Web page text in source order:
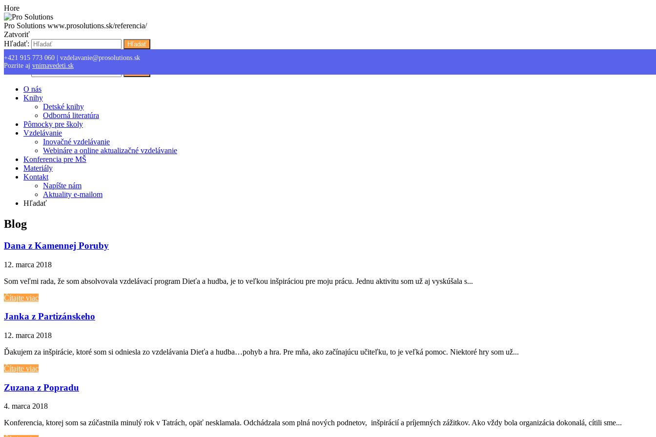
Hore
Pro Solutions www.prosolutions.sk/referencia/
Zatvoriť
Hľadať:
Hľadať
+421 915 773 060
vzdelavanie@prosolutions.sk
Pozrite aj vnimavedeti.sk
Menu
Hľadať:
O nás
Knihy
Detské knihy
Odborná literatúra
Pômocky pre školy
Vzdelávanie
Inovačné vzdelávanie
Webináre a online aktualizačné vzdelávanie
Konferencia pre MŠ
Materiály
Kontakt
Napíšte nám
Aktuality e-mailom
Hľadať
Blog
Dana z Kamennej Poruby
12. marca 2018
Som veľmi rada, že som absolvovala vzdelávací program Dieťa a hudba, je to veľkou inšpiráciou pre moju prácu. Jednu aktivitu som už aj vyskúšala s...
Čítajte viac
Janka z Partizánskeho
12. marca 2018
Ďakujem za inšpirácie, ktoré som si odniesla zo vzdelávania Dieťa a hudba…pohyb a hra. Pre mňa, ako začínajúcu učiteľku, to je veľká pomoc. Niektoré hry som už...
Čítajte viac
Zuzana z Popradu
4. marca 2018
Konferencia, ktorej som sa zúčastnila minulý rok v Tatrách, opäť nesklamala. Odchádzala som plná nových podnetov, inšpirácií a príjemných zážitkov. Ako vždy bola organizácia dokonalá, cítili sme...